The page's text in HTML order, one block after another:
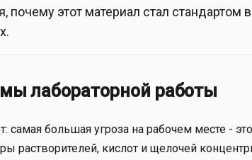
этот материал стал стандартом в
лабораторной работы
большая угроза на рабочем месте -
растворителей, кислот и щелочей